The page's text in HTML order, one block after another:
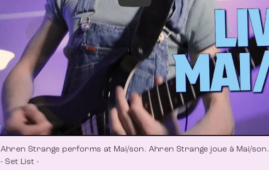
Ahren Strange performs at Mai/son. Ahren Strange joue à Mai/son.
- Set List -